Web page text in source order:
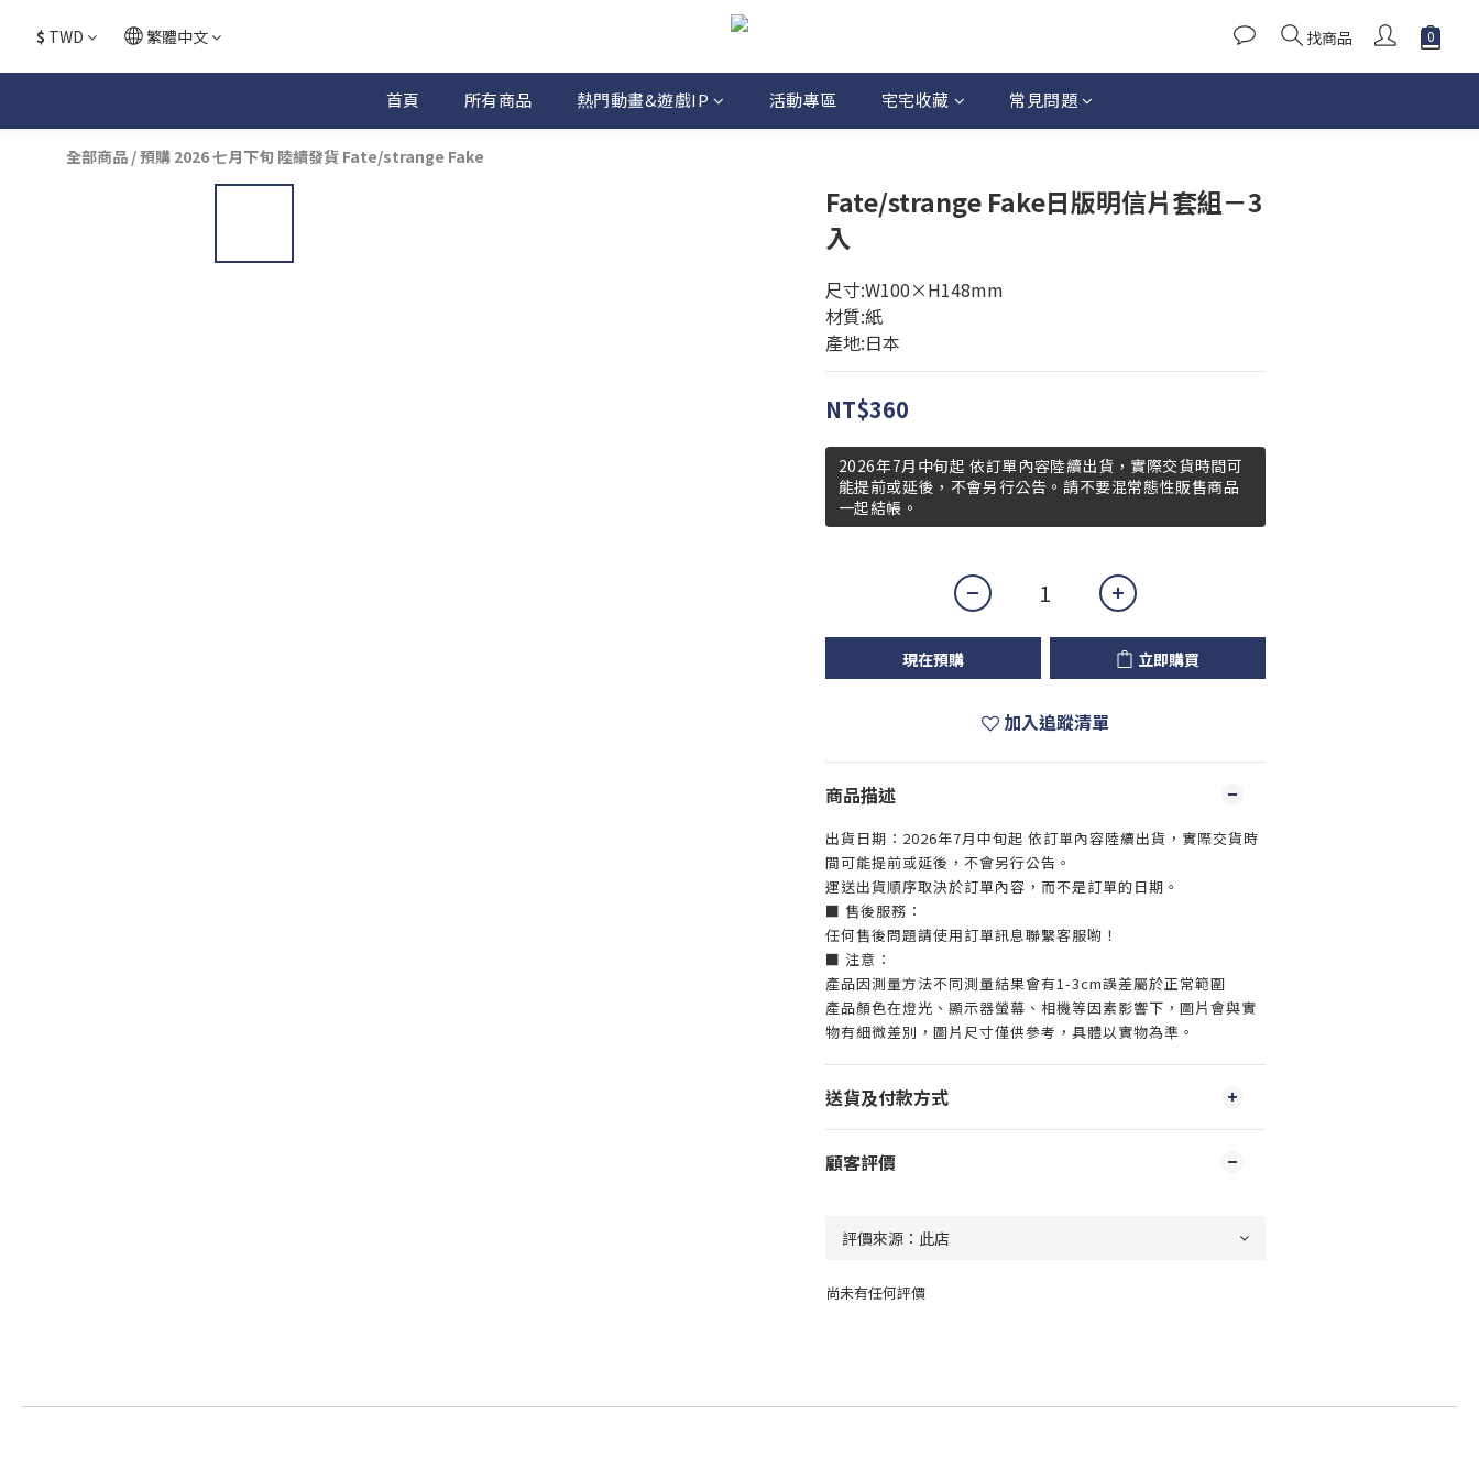
$ TWD 繁體中文 找商品
首頁 所有商品 熱門動畫&遊戲IP 活動專區 宅宅收藏 常見問題
全部商品 /預購 2026 七月下旬 陸續發貨 Fate/strange Fake
Fate/strange Fake日版明信片套組－3
入
尺寸:W100×H148mm
材質:紙
產地:日本
NT$360
2026年7月中旬起 依訂單內容陸續出貨，實際交貨時間可
能提前或延後，不會另行公告。請不要混常態性販售商品
一起結帳。
現在預購 立即購買
加入追蹤清單
商品描述
出貨日期：2026年7月中旬起 依訂單內容陸續出貨，實際交貨時
間可能提前或延後，不會另行公告。
運送出貨順序取決於訂單內容，而不是訂單的日期。
■ 售後服務：
任何售後問題請使用訂單訊息聯繫客服喲！
■ 注意：
產品因測量方法不同測量結果會有1-3cm誤差屬於正常範圍
產品顏色在燈光、顯示器螢幕、相機等因素影響下，圖片會與實
物有細微差別，圖片尺寸僅供參考，具體以實物為準。
送貨及付款方式
顧客評價
尚未有任何評價